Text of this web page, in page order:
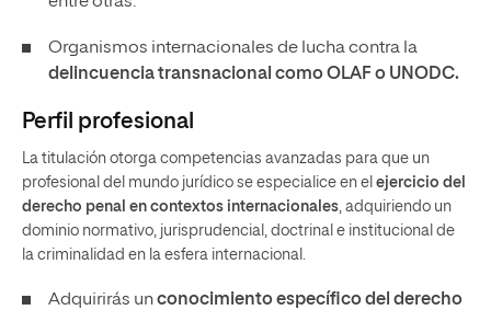
Organismos internacionales de lucha contra la
delincuencia transnacional como OLAF o UNODC.
Perfil profesional
La titulación otorga competencias avanzadas para que un
profesional del mundo jurídico se especialice en el ejercicio del
derecho penal en contextos internacionales, adquiriendo un
dominio normativo, jurisprudencial, doctrinal e institucional de
la criminalidad en la esfera internacional.
Adquirirás unconocimiento específico del derecho